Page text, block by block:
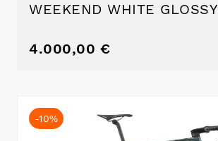
WEEKEND WHITE GLOSSY
4.000,00 €
-10%